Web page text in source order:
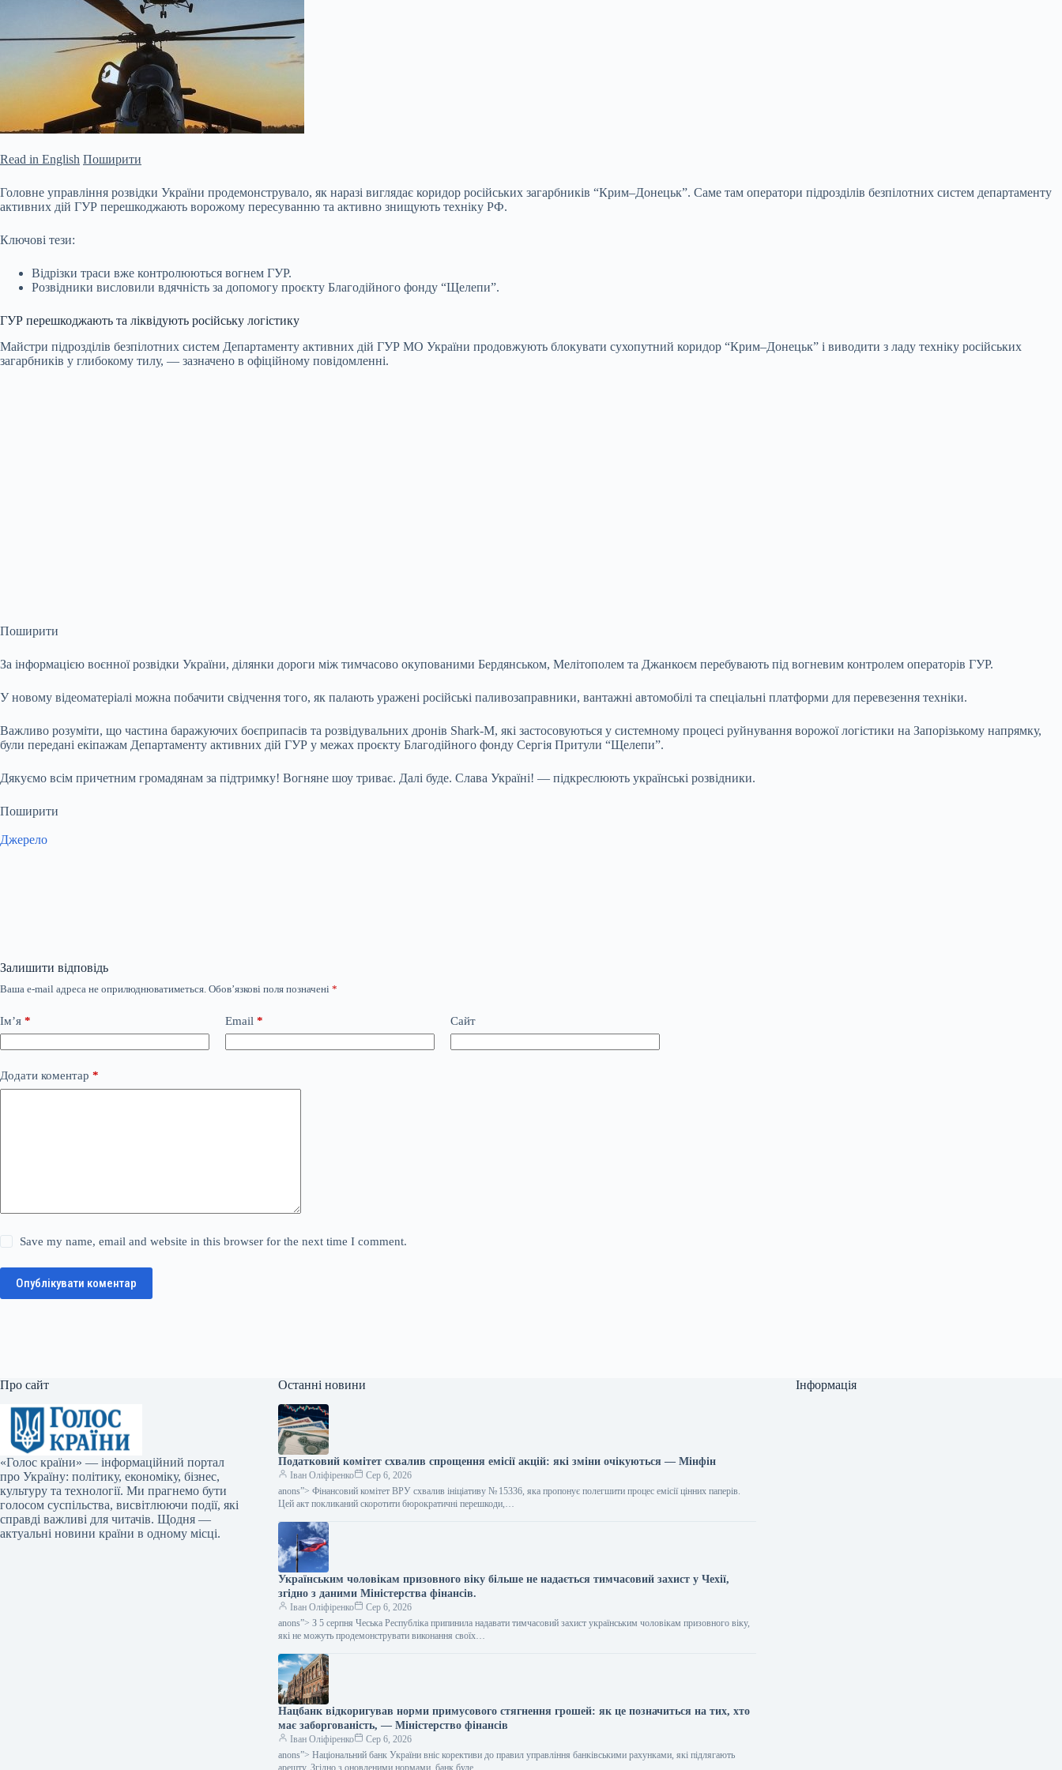
Read in English Поширити
Головне управління розвідки України продемонструвало, як наразі виглядає коридор російських загарбників “Крим–Донецьк”. Саме там оператори підрозділів безпілотних систем департаменту
активних дій ГУР перешкоджають ворожому пересуванню та активно знищують техніку РФ.
Ключові тези:
Відрізки траси вже контролюються вогнем ГУР.
Розвідники висловили вдячність за допомогу проєкту Благодійного фонду “Щелепи”.
ГУР перешкоджають та ліквідують російську логістику
Майстри підрозділів безпілотних систем Департаменту активних дій ГУР МО України продовжують блокувати сухопутний коридор “Крим–Донецьк” і виводити з ладу техніку російських
загарбників у глибокому тилу, — зазначено в офіційному повідомленні.
Поширити
За інформацією воєнної розвідки України, ділянки дороги між тимчасово окупованими Бердянськом, Мелітополем та Джанкоєм перебувають під вогневим контролем операторів ГУР.
У новому відеоматеріалі можна побачити свідчення того, як палають уражені російські паливозаправники, вантажні автомобілі та спеціальні платформи для перевезення техніки.
Важливо розуміти, що частина баражуючих боєприпасів та розвідувальних дронів Shark-M, які застосовуються у системному процесі руйнування ворожої логістики на Запорізькому напрямку,
були передані екіпажам Департаменту активних дій ГУР у межах проєкту Благодійного фонду Сергія Притули “Щелепи”.
Дякуємо всім причетним громадянам за підтримку! Вогняне шоу триває. Далі буде. Слава Україні! — підкреслюють українські розвідники.
Поширити
Джерело
Залишити відповідь
Ваша e-mail адреса не оприлюднюватиметься. Обов’язкові поля позначені *
Ім’я * Email * Сайт
Додати коментар *
Save my name, email and website in this browser for the next time I comment.
Опублікувати коментар
Про сайт
«Голос країни» — інформаційний портал
про Україну: політику, економіку, бізнес,
культуру та технології. Ми прагнемо бути
голосом суспільства, висвітлюючи події, які
справді важливі для читачів. Щодня —
актуальні новини країни в одному місці.
Останні новини
Податковий комітет схвалив спрощення емісії акцій: які зміни очікуються — Мінфін
Іван Оліфіренко
Сер 6, 2026
anons”> Фінансовий комітет ВРУ схвалив ініціативу № 15336, яка пропонує полегшити процес емісії цінних паперів.
Цей акт покликаний скоротити бюрократичні перешкоди,…
Українським чоловікам призовного віку більше не надається тимчасовий захист у Чехії,
згідно з даними Міністерства фінансів.
Іван Оліфіренко
Сер 6, 2026
anons”> З 5 серпня Чеська Республіка припинила надавати тимчасовий захист українським чоловікам призовного віку,
які не можуть продемонструвати виконання своїх…
Нацбанк відкоригував норми примусового стягнення грошей: як це позначиться на тих, хто
має заборгованість, — Міністерство фінансів
Іван Оліфіренко
Сер 6, 2026
anons”> Національний банк України вніс корективи до правил управління банківськими рахунками, які підлягають
арешту. Згідно з оновленими нормами, банк буде…
Інформація